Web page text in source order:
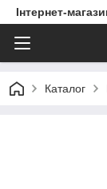
Інтернет-
Каталог